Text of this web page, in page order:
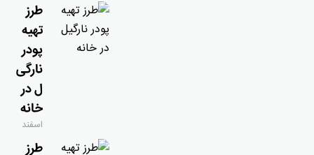
طرز
تهیه
پودر
نارگی
ل در
خانه
اسفند
طرز